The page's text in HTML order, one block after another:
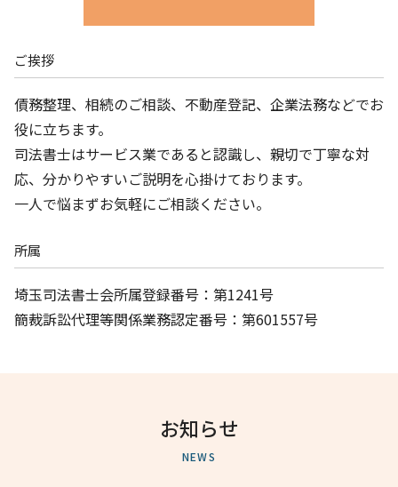
ご挨拶
債務整理、相続のご相談、不動産登記、企業法務などでお
役に立ちます。
司法書士はサービス業であると認識し、親切で丁寧な対
応、分かりやすいご説明を心掛けております。
一人で悩まずお気軽にご相談ください。
所属
埼玉司法書士会所属登録番号：第1241号
簡裁訴訟代理等関係業務認定番号：第601557号
お知らせ
NEWS